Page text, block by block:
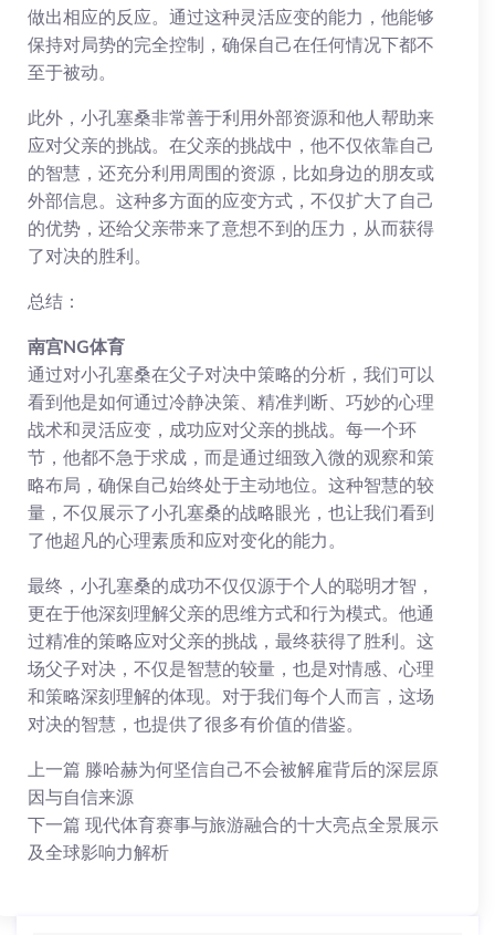
做出相应的反应。通过这种灵活应变的能力，他能够
保持对局势的完全控制，确保自己在任何情况下都不
至于被动。
此外，小孔塞桑非常善于利用外部资源和他人帮助来
应对父亲的挑战。在父亲的挑战中，他不仅依靠自己
的智慧，还充分利用周围的资源，比如身边的朋友或
外部信息。这种多方面的应变方式，不仅扩大了自己
的优势，还给父亲带来了意想不到的压力，从而获得
了对决的胜利。
总结：
南宫NG体育
通过对小孔塞桑在父子对决中策略的分析，我们可以
看到他是如何通过冷静决策、精准判断、巧妙的心理
战术和灵活应变，成功应对父亲的挑战。每一个环
节，他都不急于求成，而是通过细致入微的观察和策
略布局，确保自己始终处于主动地位。这种智慧的较
量，不仅展示了小孔塞桑的战略眼光，也让我们看到
了他超凡的心理素质和应对变化的能力。
最终，小孔塞桑的成功不仅仅源于个人的聪明才智，
更在于他深刻理解父亲的思维方式和行为模式。他通
过精准的策略应对父亲的挑战，最终获得了胜利。这
场父子对决，不仅是智慧的较量，也是对情感、心理
和策略深刻理解的体现。对于我们每个人而言，这场
对决的智慧，也提供了很多有价值的借鉴。
上一篇 滕哈赫为何坚信自己不会被解雇背后的深层原
因与自信来源
下一篇 现代体育赛事与旅游融合的十大亮点全景展示
及全球影响力解析